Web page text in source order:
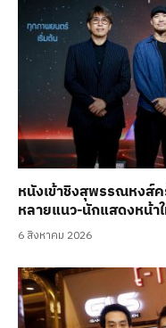
หนังเข้าชิงสุพรรณหงส์
หลายแนว-นักแสดงหน้า
6 สิงหาคม 2026